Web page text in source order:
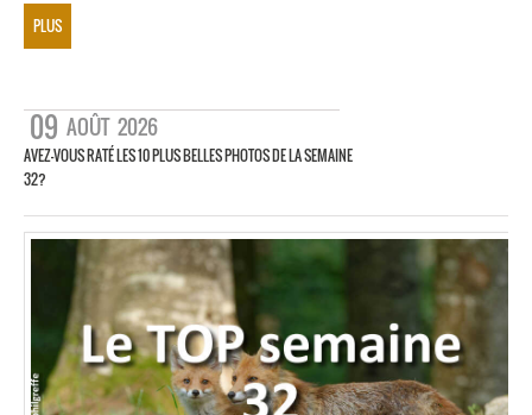
PLUS
09 AOÛT 2026
AVEZ-VOUS RATÉ LES 10 PLUS BELLES PHOTOS DE LA SEMAINE
32?